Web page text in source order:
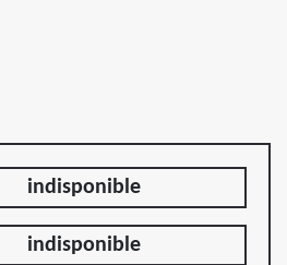
indisponible
indisponible